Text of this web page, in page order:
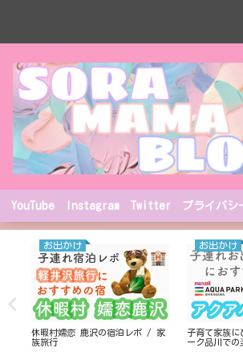
YouTube Instagram Twitter プライバシ
お出かけ
休暇村嬬恋 鹿沢の宿泊レポ / 家
族旅行
お出かけ
子育て家族に
ーク品川での